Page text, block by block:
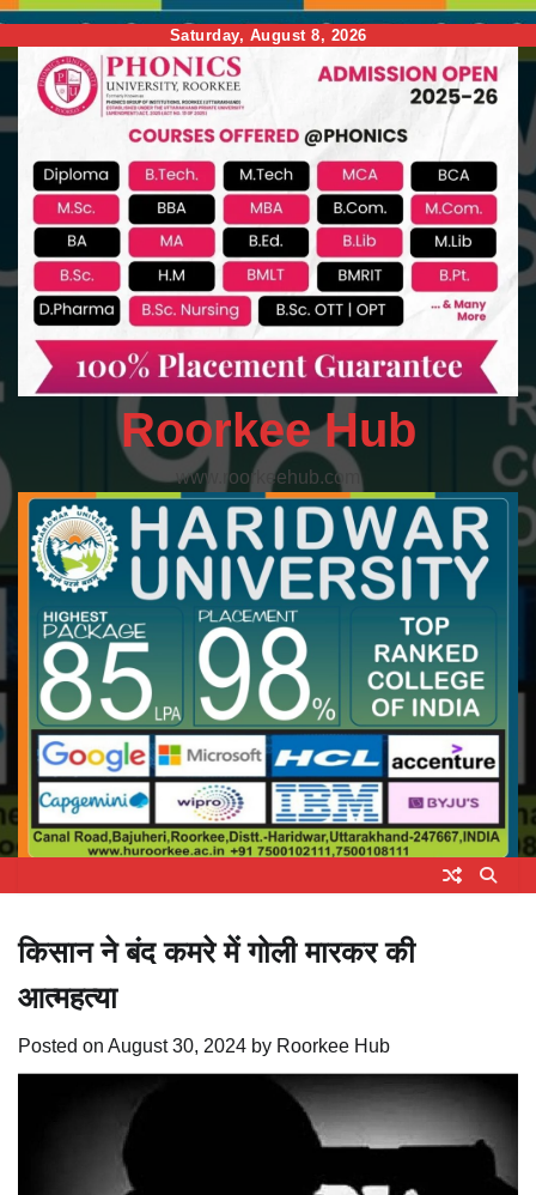
to
content
Saturday, August 8, 2026
Roorkee Hub
www.roorkeehub.com
किसान ने बंद कमरे में गोली मारकर की
आत्महत्या
Posted on August 30, 2024 by Roorkee Hub